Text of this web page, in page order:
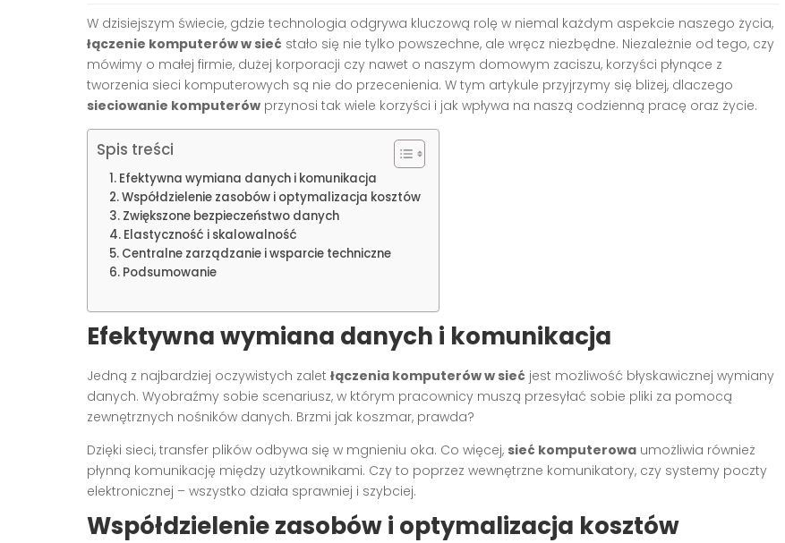
W dzisiejszym świecie, gdzie technologia odgrywa kluczową rolę w niemal każdym aspekcie naszego życia,
łączenie komputerów w sieć stało się nie tylko powszechne, ale wręcz niezbędne. Niezależnie od tego, czy
mówimy o małej firmie, dużej korporacji czy nawet o naszym domowym zaciszu, korzyści płynące z
tworzenia sieci komputerowych są nie do przecenienia. W tym artykule przyjrzymy się bliżej, dlaczego
sieciowanie komputerów przynosi tak wiele korzyści i jak wpływa na naszą codzienną pracę oraz życie.
Spis treści
Efektywna wymiana danych i komunikacja
Współdzielenie zasobów i optymalizacja kosztów
Zwiększone bezpieczeństwo danych
Elastyczność i skalowalność
Centralne zarządzanie i wsparcie techniczne
Podsumowanie
Efektywna wymiana danych i komunikacja
Jedną z najbardziej oczywistych zalet łączenia komputerów w sieć jest możliwość błyskawicznej wymiany
danych. Wyobraźmy sobie scenariusz, w którym pracownicy muszą przesyłać sobie pliki za pomocą
zewnętrznych nośników danych. Brzmi jak koszmar, prawda?
Dzięki sieci, transfer plików odbywa się w mgnieniu oka. Co więcej, sieć komputerowa umożliwia również
płynną komunikację między użytkownikami. Czy to poprzez wewnętrzne komunikatory, czy systemy poczty
elektronicznej – wszystko działa sprawniej i szybciej.
Współdzielenie zasobów i optymalizacja kosztów